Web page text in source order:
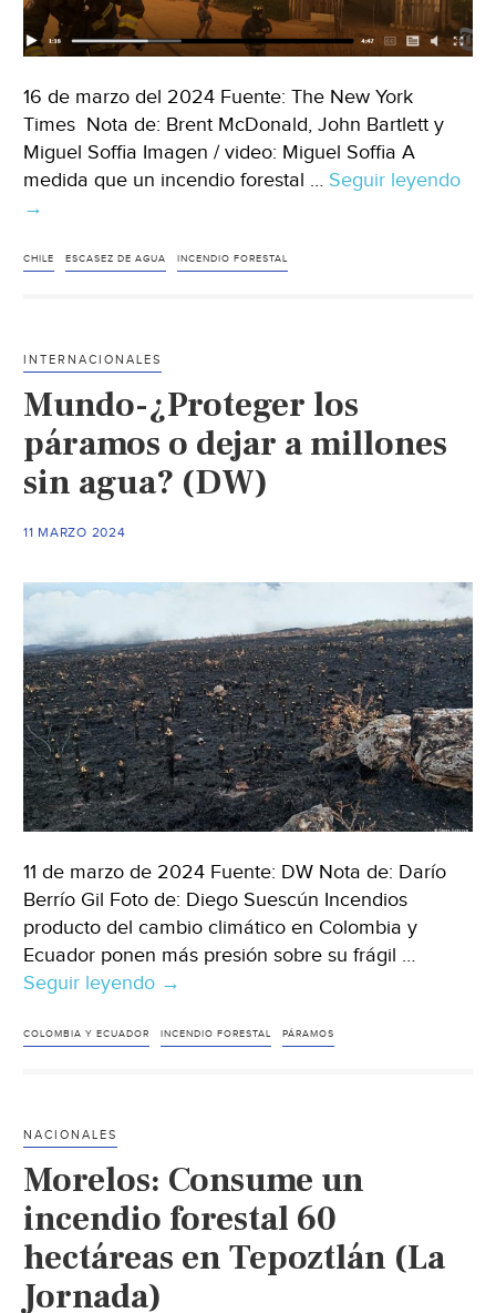
16 de marzo del 2024 Fuente: The New York
Times Nota de: Brent McDonald, John Bartlett y
Miguel Soffia Imagen / video: Miguel Soffia A
medida que un incendio forestal … Seguir leyendo
→
CHILE ESCASEZ DE AGUA INCENDIO FORESTAL
INTERNACIONALES
Mundo-¿Proteger los
páramos o dejar a millones
sin agua? (DW)
11 MARZO 2024
11 de marzo de 2024 Fuente: DW Nota de: Darío
Berrío Gil Foto de: Diego Suescún Incendios
producto del cambio climático en Colombia y
Ecuador ponen más presión sobre su frágil …
Seguir leyendo Mundo-
los
millones
sin
agua?
(DW)
→
COLOMBIA Y ECUADOR INCENDIO FORESTAL PÁRAMOS
NACIONALES
Morelos: Consume un
incendio forestal 60
hectáreas en Tepoztlán (La
Jornada)